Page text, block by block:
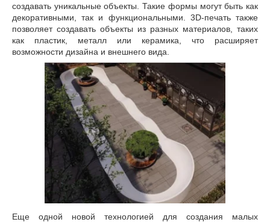
создавать уникальные объекты. Такие формы могут быть как
декоративными, так и функциональными. 3D-печать также
позволяет создавать объекты из разных материалов, таких
как пластик, металл или керамика, что расширяет
возможности дизайна и внешнего вида.
Еще одной новой технологией для создания малых